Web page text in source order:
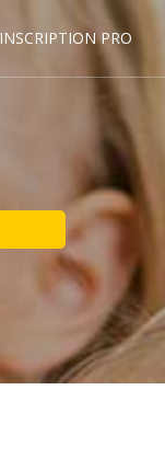
INSCRIPTION PRO